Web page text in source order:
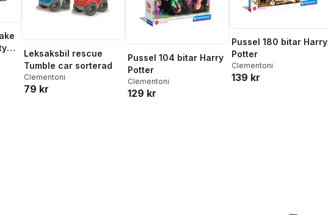
antal röster:
Leksaksbil rescue
Tumble car sorterad
Clementoni
79 kr
Pussel 104 bitar Harry
Potter
Clementoni
129 kr
Pussel 180 bitar Harry
Potter
Clementoni
139 kr